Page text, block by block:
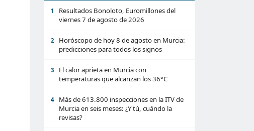
1
Resultados Bonoloto, Euromillones del
viernes 7 de agosto de 2026
2
Horóscopo de hoy 8 de agosto en Murcia:
predicciones para todos los signos
3
El calor aprieta en Murcia con
temperaturas que alcanzan los 36°C
4
Más de 613.800 inspecciones en la ITV de
Murcia en seis meses: ¿Y tú, cuándo la
revisas?